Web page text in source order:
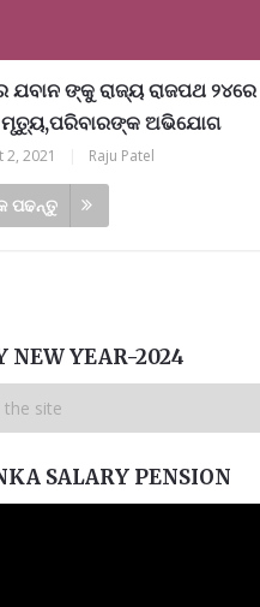
ଯବାନ ଙ୍କୁ ରାଜ୍ୟ ରାଜପଥ
ଅଭିଯୋଗ
2, 2021 Raju Patel
ପଢନ୍ତୁ
NEW YEAR-2024
SALARY PENSION